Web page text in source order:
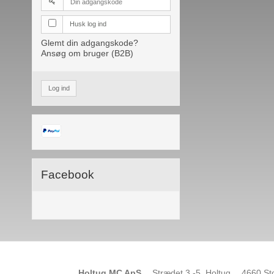
Husk log ind
Glemt din adgangskode?
Ansøg om bruger (B2B)
Log ind
Facebook